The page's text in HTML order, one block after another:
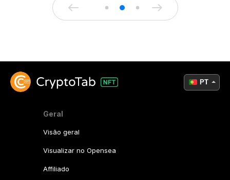
Geral
Visão geral
Visualizar no Opensea
Affiliado
PT